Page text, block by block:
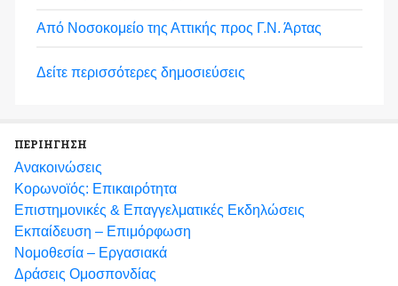
Από Νοσοκομείο της Αττικής προς Γ.Ν. Άρτας
Δείτε περισσότερες δημοσιεύσεις
ΠΕΡΙΗΓΗΣΗ
Ανακοινώσεις
Κορωνοϊός: Επικαιρότητα
Eπιστημονικές & Επαγγελματικές Eκδηλώσεις
Εκπαίδευση – Επιμόρφωση
Νομοθεσία – Εργασιακά
Δράσεις Ομοσπονδίας